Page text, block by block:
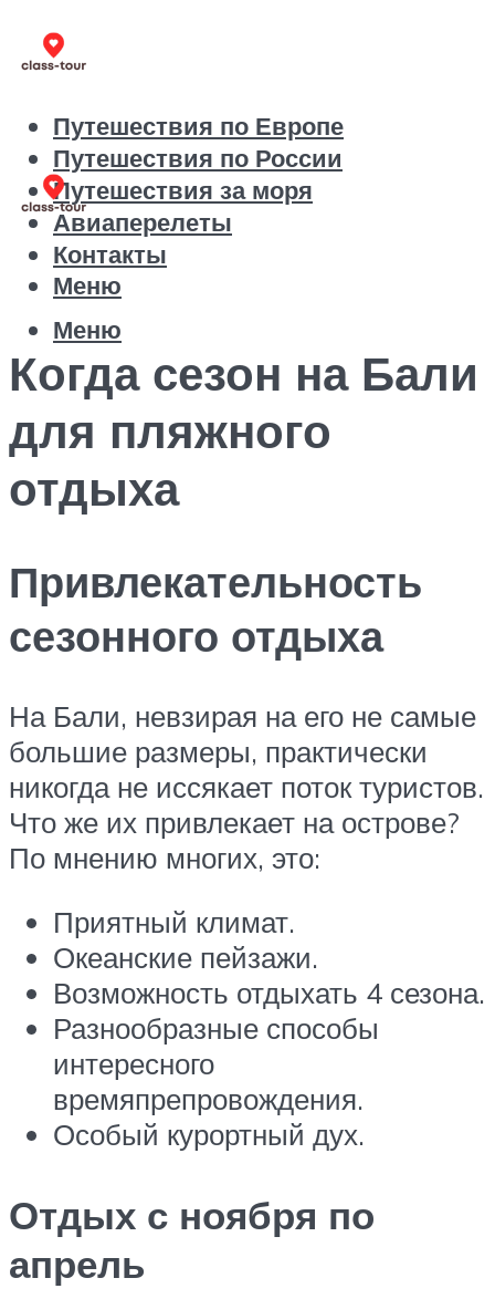
Путешествия по Европе
Путешествия по России
Путешествия за моря
Авиаперелеты
Контакты
Меню
Меню
Когда сезон на Бали
для пляжного
отдыха
Привлекательность
сезонного отдыха
На Бали, невзирая на его не самые
большие размеры, практически
никогда не иссякает поток туристов.
Что же их привлекает на острове?
По мнению многих, это:
Приятный климат.
Океанские пейзажи.
Возможность отдыхать 4 сезона.
Разнообразные способы
интересного
времяпрепровождения.
Особый курортный дух.
Отдых с ноября по
апрель